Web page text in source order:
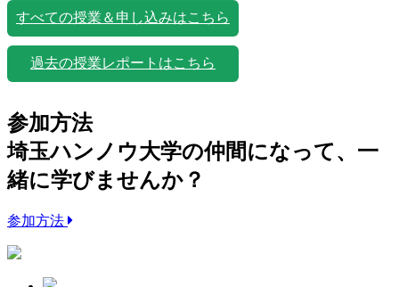
すべての授業＆申し込みはこちら
過去の授業レポートはこちら
参加方法
埼玉ハンノウ大学の仲間になって、一
緒に学びませんか？
参加方法